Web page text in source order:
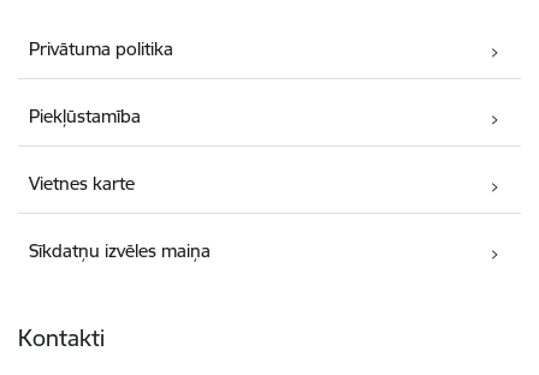
Privātuma politika
Piekļūstamība
Vietnes karte
Sīkdatņu izvēles maiņa
Kontakti